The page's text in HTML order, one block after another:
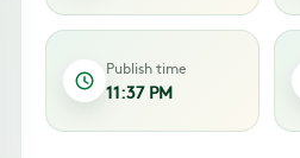
Publish time
11:37 PM